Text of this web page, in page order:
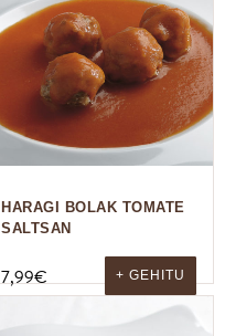
HARAGI BOLAK TOMATE
SALTSAN
7,99€ + GEHITU